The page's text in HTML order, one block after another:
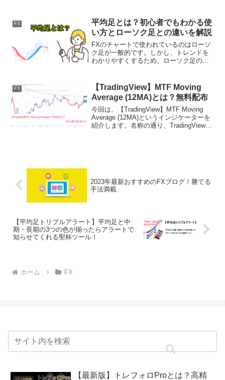
安心してトレードできる環境を提供して
くれます。できる限り無...
FX
平均足とは？初心者でもわかる使
い方とローソク足との違いを解説
FXのチャートで使われているのはローソ
ク足が一般的です。しかし、トレンドを
わかりやすくするため、ローソク足のだ
せん。 そのため、平均足とはどのような
ものなのか知っておき...
FX
【TradingView】MTF Moving
Average (12MA)とは？無料配布
今回は、【TradingView】MTF Moving
Average (12MA)というインジケーターを
紹介します。名称の通り、TradingViewで
2023年最新おすすめのFXブログ！勝てる
手法満載
【平均足トリプルアラート】平均足と中
期・長期の3つの色が揃ったらアラートで
知らせてくれる聖杯ツール！
ホーム FX
【最新版】トレフォロProとは？高精